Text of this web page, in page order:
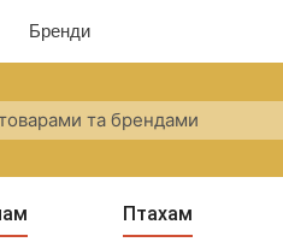
Бренди
Птахам